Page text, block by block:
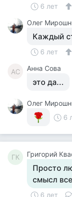
6 лет
Олег
Каждый
6 лет
АС Анна Сова
это да...
Олег
6
ГК Григорий
Просто
смысл
6 лет